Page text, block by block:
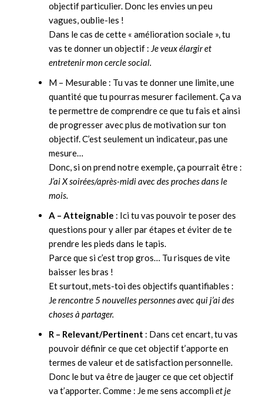
objectif particulier. Donc les envies un peu
vagues, oublie-les !
Dans le cas de cette « amélioration sociale », tu
vas te donner un objectif : Je veux élargir et
entretenir mon cercle social.
M – Mesurable : Tu vas te donner une limite, une
quantité que tu pourras mesurer facilement. Ça va
te permettre de comprendre ce que tu fais et ainsi
de progresser avec plus de motivation sur ton
objectif. C’est seulement un indicateur, pas une
mesure…
Donc, si on prend notre exemple, ça pourrait être :
J’ai X soirées/après-midi avec des proches dans le
mois.
A – Atteignable : Ici tu vas pouvoir te poser des
questions pour y aller par étapes et éviter de te
prendre les pieds dans le tapis.
Parce que si c’est trop gros… Tu risques de vite
baisser les bras !
Et surtout, mets-toi des objectifs quantifiables :
Je rencontre 5 nouvelles personnes avec qui j’ai des
choses à partager.
R – Relevant/Pertinent : Dans cet encart, tu vas
pouvoir définir ce que cet objectif t’apporte en
termes de valeur et de satisfaction personnelle.
Donc le but va être de jauger ce que cet objectif
va t’apporter. Comme : Je me sens accompliet je